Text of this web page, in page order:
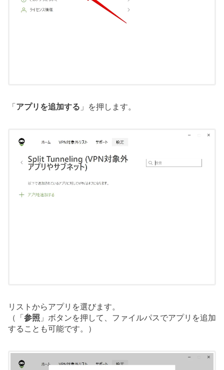
「アプリを追加する 」を押します。
リストからアプリを選びます。
（「参照 」ボタンを押して、ファイルパスでアプリを追加
することも可能です。）